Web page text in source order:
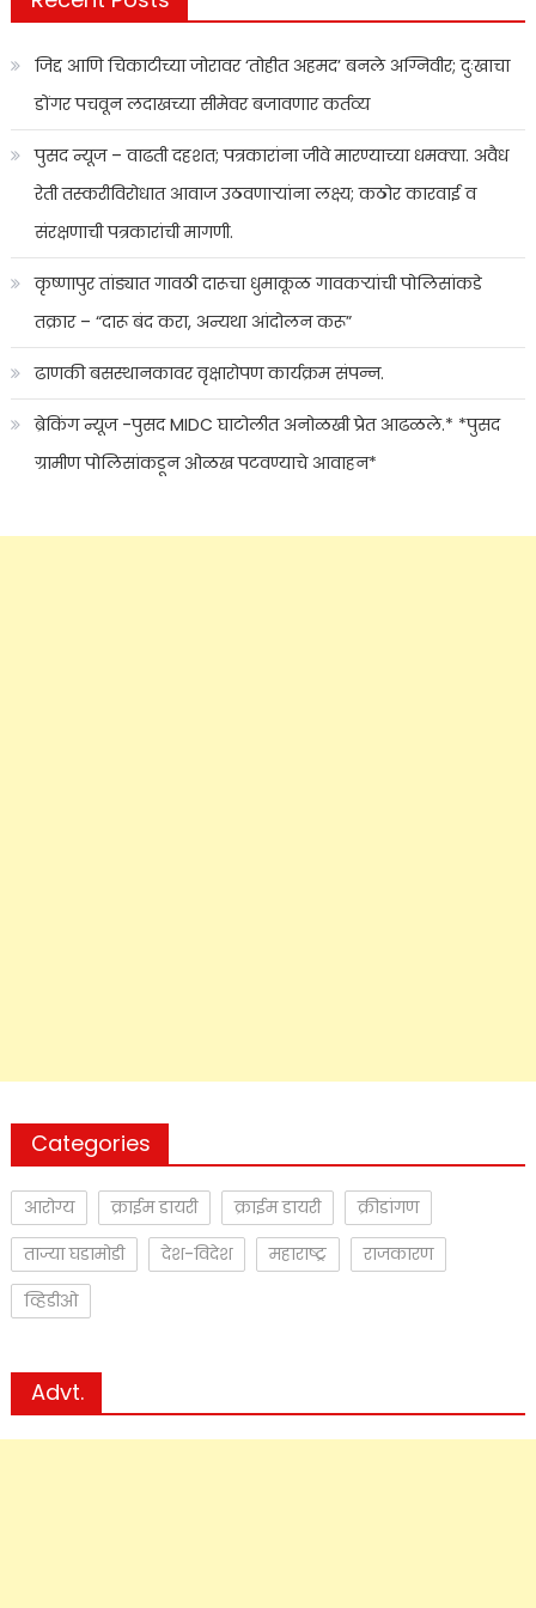
जिद्द आणि चिकाटीच्या जोरावर ‘तोहीत अहमद’ बनले अग्निवीर; दुःखाचा
डोंगर पचवून लदाखच्या सीमेवर बजावणार कर्तव्य
पुसद न्यूज – वाढती दहशत; पत्रकारांना जीवे मारण्याच्या धमक्या. अवैध
रेती तस्करीविरोधात आवाज उठवणाऱ्यांना लक्ष्य; कठोर कारवाई व
संरक्षणाची पत्रकारांची मागणी.
कृष्णापुर तांड्यात गावठी दारूचा धुमाकूळ गावकऱ्यांची पोलिसांकडे
तक्रार – “दारू बंद करा, अन्यथा आंदोलन करू”
ढाणकी बसस्थानकावर वृक्षारोपण कार्यक्रम संपन्न.
ब्रेकिंग न्यूज -पुसद MIDC घाटोलीत अनोळखी प्रेत आढळले.* *पुसद
ग्रामीण पोलिसांकडून ओळख पटवण्याचे आवाहन*
Categories
आरोग्य क्राईम डायरी क्राईम डायरी
क्रीडांगण
ताज्या घडामोडी
देश-विदेश महाराष्ट्र
राजकारण
व्हिडीओ
Advt.